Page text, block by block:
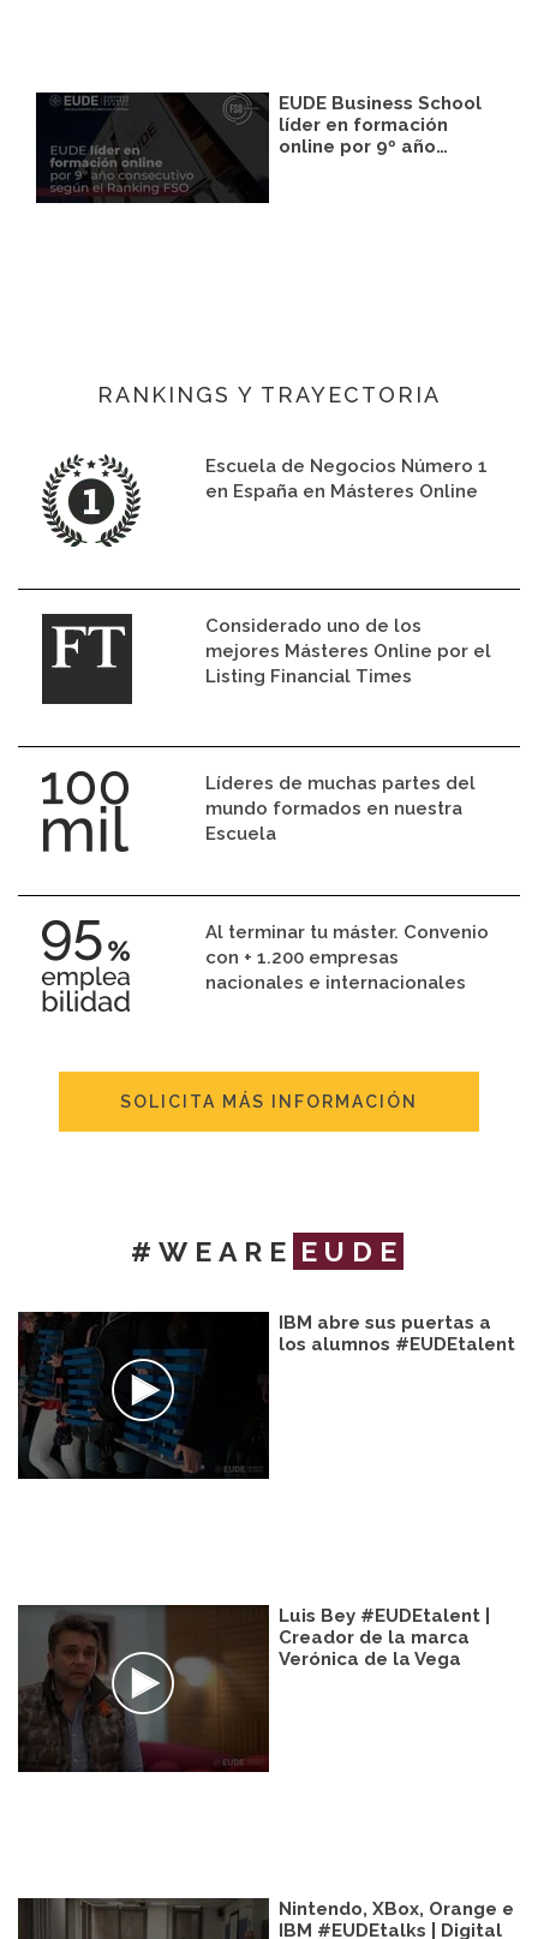
EUDE Business School
líder en formación
online por 9º año…
RANKINGS Y TRAYECTORIA
Escuela de Negocios Número 1
en España en Másteres Online
Considerado uno de los
mejores Másteres Online por el
Listing Financial Times
Líderes de muchas partes del
mundo formados en nuestra
Escuela
Al terminar tu máster. Convenio
con + 1.200 empresas
nacionales e internacionales
SOLICITA MÁS INFORMACIÓN
#WEARE EUDE
IBM abre sus puertas a
los alumnos #EUDEtalent
Luis Bey #EUDEtalent |
Creador de la marca
Verónica de la Vega
Nintendo, XBox, Orange e
IBM #EUDEtalks | Digital